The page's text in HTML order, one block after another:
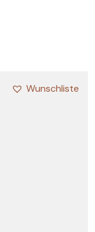
Wunschliste